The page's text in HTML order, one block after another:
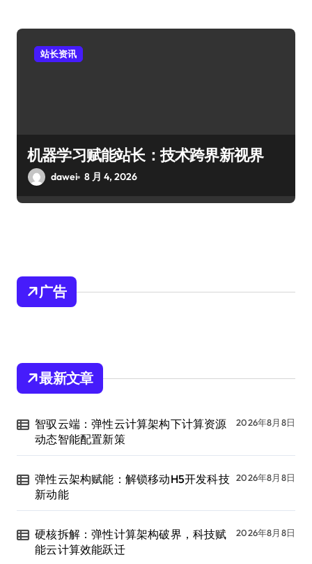
站长资讯
机器学习赋能站长：技术跨界新视界
dawei 8 月 4, 2026
广告
最新文章
智驭云端：弹性云计算架构下计算资源
动态智能配置新策
2026年8月8日
弹性云架构赋能：解锁移动H5开发科技
新动能
2026年8月8日
硬核拆解：弹性计算架构破界，科技赋
能云计算效能跃迁
2026年8月8日